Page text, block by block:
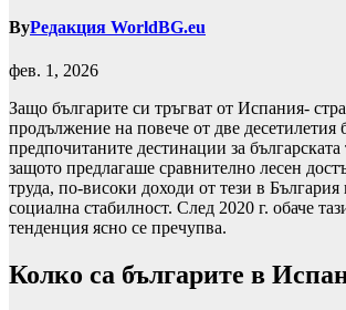
ByРедакция WorldBG.eu
фев. 1, 2026
Защо българите си тръгват от Испания-
продължение на повече от две десетилетия
предпочитаните дестинации за
защото предлагаше сравнително лесен
труда, по-високи доходи от тези в България
социална стабилност. След 2020 г. обаче
тенденция ясно се пречупва.
Колко са българите в